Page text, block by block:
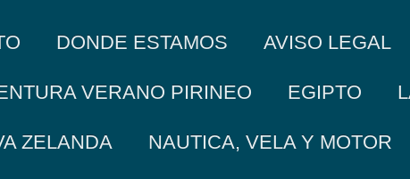
DONDE ESTAMOS AVISO LEGAL
VERANO PIRINEO EGIPTO
ZELANDA NAUTICA, VELA Y MOTOR